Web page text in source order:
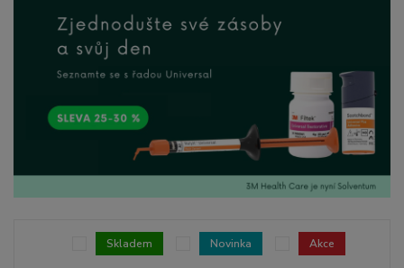
Skladem Novinka Akce